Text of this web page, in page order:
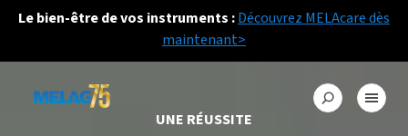
Le bien-être de vos instruments :Découvrez MELAcare dès
maintenant>
UNE RÉUSSITE